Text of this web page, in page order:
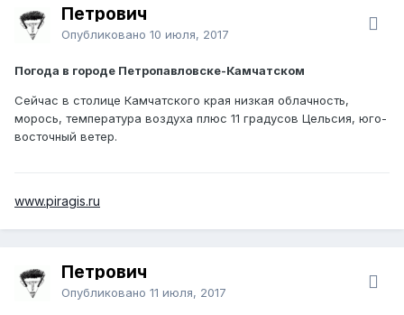
Петрович
Опубликовано 10 июля, 2017
Погода в городе Петропавловске-Камчатском
Сейчас в столице Камчатского края низкая облачность,
морось, температура воздуха плюс 11 градусов Цельсия, юго-
восточный ветер.
www.piragis.ru
Петрович
Опубликовано 11 июля, 2017